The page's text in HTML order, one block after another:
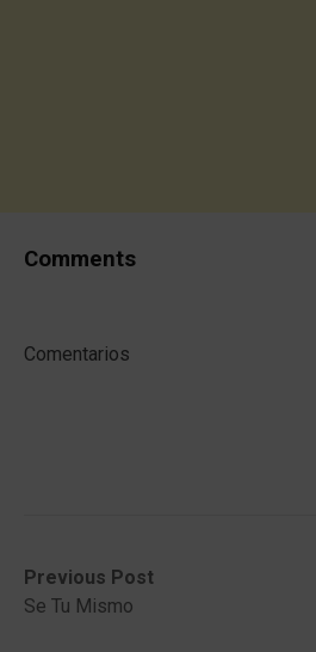
Comments
Comentarios
Post
navigation
Previous Post
Previous
post:Se Tu Mismo
Next
post: